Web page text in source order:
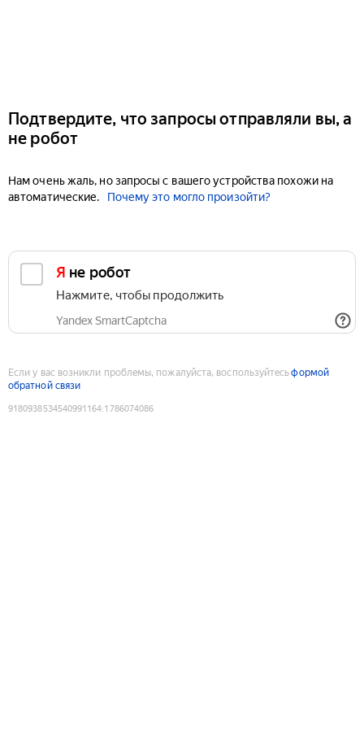
Подтвердите, что запросы отправляли вы, а
не робот
Нам очень жаль, но запросы с вашего устройства похожи на
автоматические.
Почему это могло произойти?
Я не робот
Нажмите, чтобы продолжить
Yandex SmartCaptcha
Если у вас возникли проблемы, пожалуйста, воспользуйтесьформой
обратной связи
9180938534540991164:1786074086